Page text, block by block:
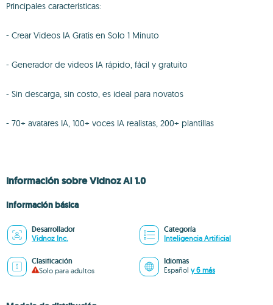
Principales características:
- Crear Videos IA Gratis en Solo 1 Minuto
- Generador de videos IA rápido, fácil y gratuito
- Sin descarga, sin costo, es ideal para novatos
- 70+ avatares IA, 100+ voces IA realistas, 200+ plantillas
Información sobre Vidnoz AI 1.0
Información básica
Desarrollador
Vidnoz Inc.
Categoría
Inteligencia Artificial
Clasificación
Solo para adultos
Idiomas
Español y 6 más